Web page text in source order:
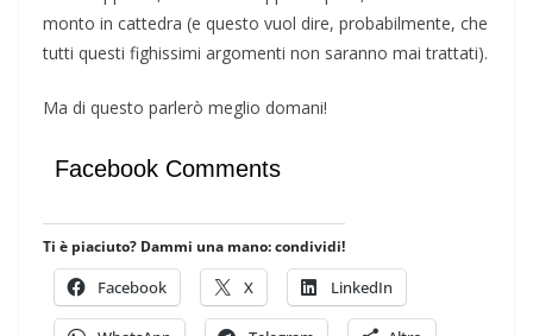
monto in cattedra (e questo vuol dire, probabilmente, che
tutti questi fighissimi argomenti non saranno mai trattati).
Ma di questo parlerò meglio domani!
Facebook Comments
Ti è piaciuto? Dammi una mano: condividi!
Facebook X LinkedIn